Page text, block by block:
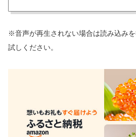
※音声が再生されない場合は読み込み
試しください。